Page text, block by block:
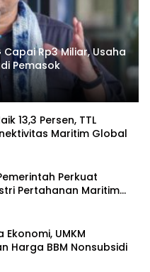
Rp3 Miliar, Usaha
Pemasok
13,3 Persen, TTL
Maritim Global
Perkuat
Pertahanan Maritim
Ekonomi, UMKM
Harga BBM Nonsubsidi